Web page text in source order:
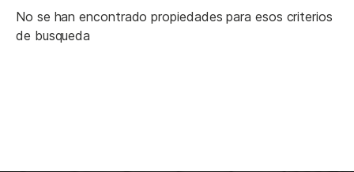
No se han encontrado propiedades para esos criterios
de busqueda